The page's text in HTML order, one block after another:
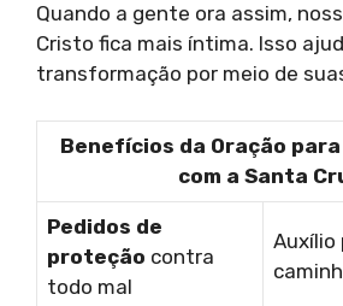
Quando a gente ora assim,
Cristo fica mais íntima. Isso
transformação por meio de
Benefícios da Oração
com a Santa
Pedidos de
proteção contra
todo mal
Auxílio